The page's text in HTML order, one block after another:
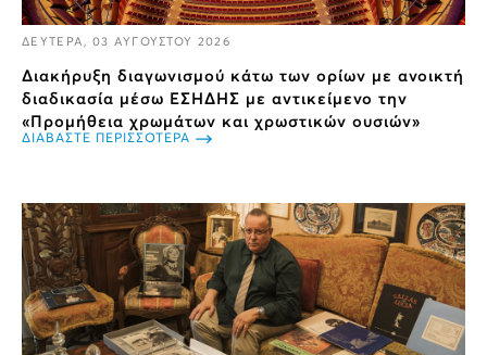
ΔΕΥΤΕΡΑ, 03 ΑΥΓΟΥΣΤΟΥ 2026
Διακήρυξη διαγωνισμού κάτω των ορίων με ανοικτή
διαδικασία μέσω ΕΣΗΔΗΣ με αντικείμενο την
«Προμήθεια χρωμάτων και χρωστικών ουσιών»
ΔΙΑΒΑΣΤΕ ΠΕΡΙΣΣΟΤΕΡΑ